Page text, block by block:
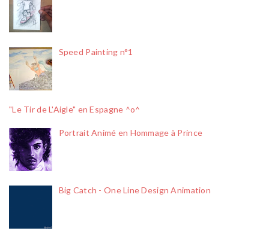
Speed Painting n°1
"Le Tir de L'Aigle" en Espagne ^o^
Portrait Animé en Hommage à Prince
Big Catch - One Line Design Animation